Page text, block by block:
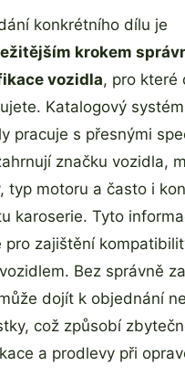
konkrétního dílu je
krokem
vozidla, pro které
Katalogový
pracuje s přesnými
značku vozidla,
typ motoru a často i
karoserie. Tyto
pro zajištění
Bez správně
dojít k objednání
což způsobí
a prodlevy při